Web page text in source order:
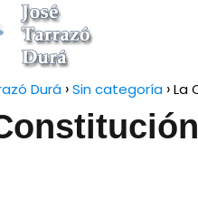
Durá Sin categoría La